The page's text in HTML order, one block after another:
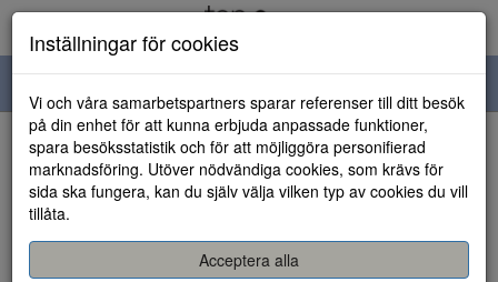
navigation
HEM
Inställningar för cookies
Vi och våra samarbetspartners sparar referenser till ditt besök
på din enhet för att kunna erbjuda anpassade funktioner,
spara besöksstatistik och för att möjliggöra personifierad
marknadsföring. Utöver nödvändiga cookies, som krävs för
sida ska fungera, kan du själv välja vilken typ av cookies du vill
tillåta.
Acceptera alla